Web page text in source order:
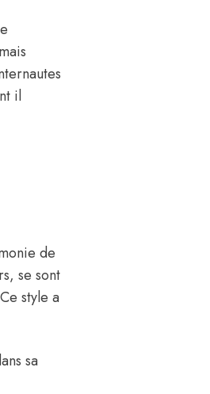
il
de
se sont
style a
sa